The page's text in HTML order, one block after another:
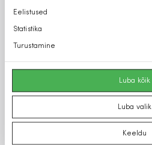
valik
Eelistused
Statistika
Turustamine
Luba kõik
Luba valik
Keeldu